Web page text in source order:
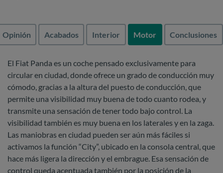
Opinión Acabados Interior Motor Conclusiones
El Fiat Panda es un coche pensado exclusivamente para
circular en ciudad, donde ofrece un grado de conducción muy
cómodo, gracias a la altura del puesto de conducción, que
permite una visibilidad muy buena de todo cuanto rodea, y
transmite una sensación de tener todo bajo control. La
visibilidad también es muy buena en los laterales y en la zaga.
Las maniobras en ciudad pueden ser aún más fáciles si
activamos la función “City”, ubicado en la consola central, que
hace más ligera la dirección y el embrague. Esa sensación de
control queda acentuada también por la posición de la